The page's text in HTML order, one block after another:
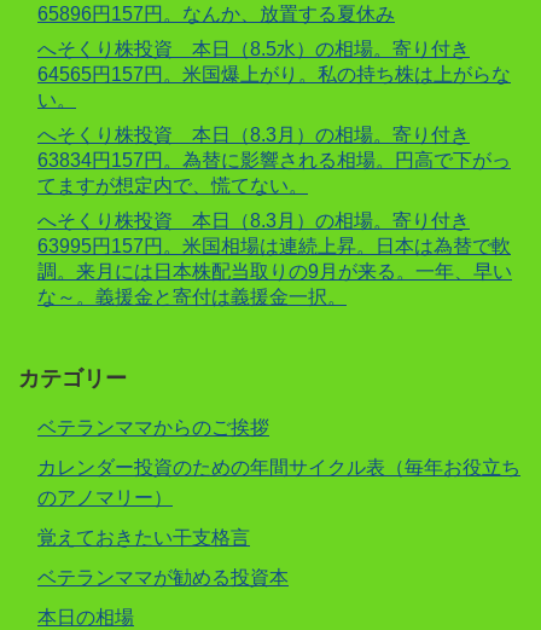
65896円157円。なんか、放置する夏休み
へそくり株投資 本日（8.5水）の相場。寄り付き
64565円157円。米国爆上がり。私の持ち株は上がらな
い。
へそくり株投資 本日（8.3月）の相場。寄り付き
63834円157円。為替に影響される相場。円高で下がっ
てますが想定内で、慌てない。
へそくり株投資 本日（8.3月）の相場。寄り付き
63995円157円。米国相場は連続上昇。日本は為替で軟
調。来月には日本株配当取りの9月が来る。一年、早い
な～。義援金と寄付は義援金一択。
カテゴリー
ベテランママからのご挨拶
カレンダー投資のための年間サイクル表（毎年お役立ち
のアノマリー）
覚えておきたい干支格言
ベテランママが勧める投資本
本日の相場